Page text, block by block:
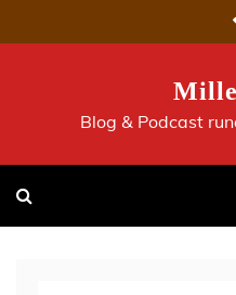
to
Blog & Podcast